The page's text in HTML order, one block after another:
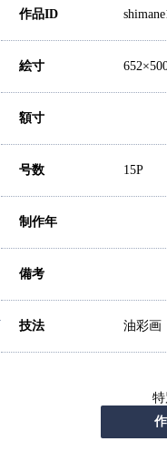
作品ID
絵寸
額寸
号数 15P
制作年
備考
技法 油彩画